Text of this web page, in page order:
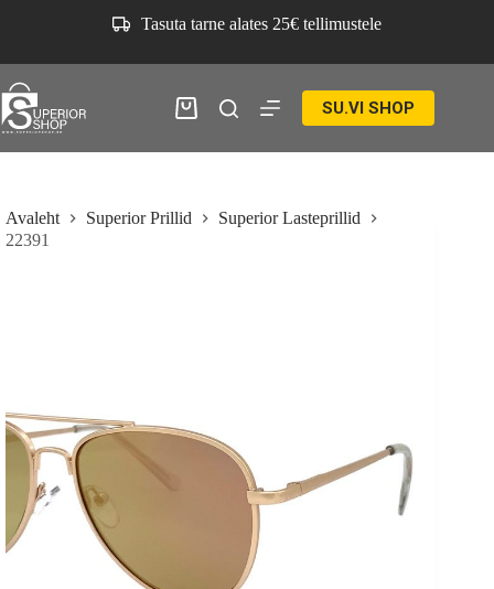
Tasuta tarne alates 25€ tellimustele
Ostukorv SU.VI SHOP
Avaleht Superior Prillid
Superior Lasteprillid
22391